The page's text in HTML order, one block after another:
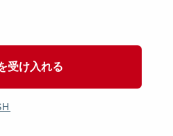
受け入れる